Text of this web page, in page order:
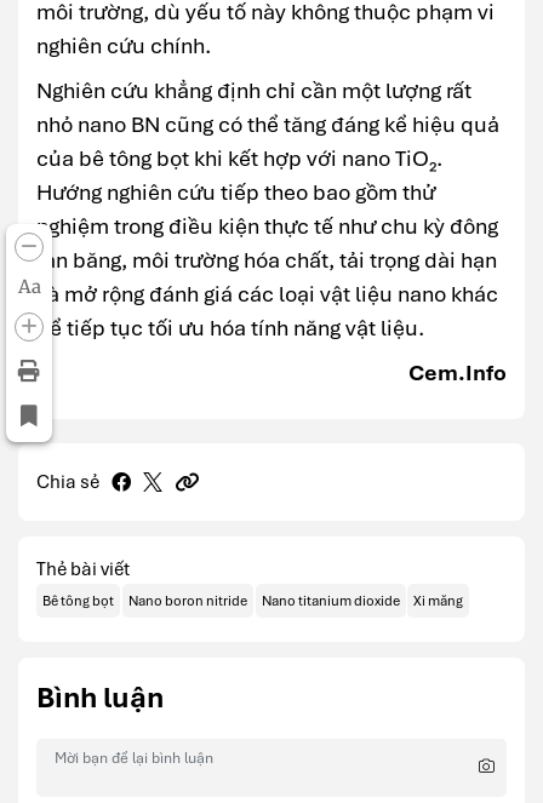
Aa
môi trường, dù yếu tố này không thuộc phạm vi
nghiên cứu chính.
Nghiên cứu khẳng định chỉ cần một lượng rất
nhỏ nano BN cũng có thể tăng đáng kể hiệu quả
của bê tông bọt khi kết hợp với nano TiO₂.
Hướng nghiên cứu tiếp theo bao gồm thử
nghiệm trong điều kiện thực tế như chu kỳ đông
tan băng, môi trường hóa chất, tải trọng dài hạn
và mở rộng đánh giá các loại vật liệu nano khác
để tiếp tục tối ưu hóa tính năng vật liệu.
Cem.Info
Chia sẻ
Thẻ bài viết
Bê tông bọt Nano boron nitride Nano titanium dioxide Xi măng
Bình luận